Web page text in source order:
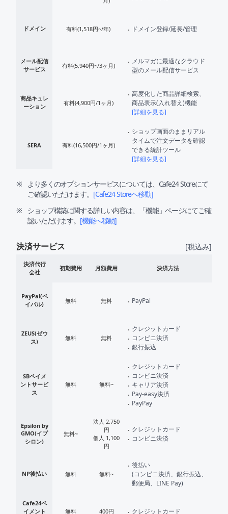
ドメイン 有料(1,518円~/年) ドメイン登録/延長/管理
メール配信
サービス
有料(5,940円~/3ヶ月)
メルマガに最適なクラウド
型のメール配信サービス
商品キュレ
ーション
有料(4,900円/1ヶ月)
高度化した商品詳細検索、
商品表示(入れ替え)機能
詳細を見る
SERA 有料(16,500円/1ヶ月)
ショップ画面のままリアル
タイムで注文データを確認
できる統計ツール
詳細を見る
より多くのオプションサービスについては、Cafe24 Storeにて
ご確認いただけます。
Cafe24 Storeへ移動
ショップ構築に関する詳しい内容は、「機能」ページにてご確
認いただけます。
機能へ移動
決済サービス [税込み]
決済代行
会社
初期費用 月額費用 決済方法
PayPal(ペ
イパル)
無料 無料 PayPal
ZEUS(ゼウ
ス)
無料 無料
クレジットカード
コンビニ決済
銀行振込
SBペイメ
ントサービ
ス
無料 無料~
クレジットカード
コンビニ決済
キャリア決済
Pay-easy決済
PayPay
Epsilon by
GMO(イプ
シロン)
無料~
法人 2,750
円
個人 1,100
円
クレジットカード
コンビニ決済
NP後払い 無料 無料~
後払い
(コンビニ決済、銀行振込、
郵便局、LINE Pay)
Cafe24ペ
イメント
無料 400円 クレジットカード